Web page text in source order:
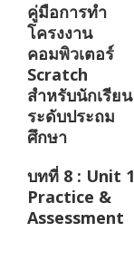
คู่มือการทำ
โครงงาน
คอมพิวเตอร์
Scratch
สำหรับนักเรียน
ระดับประถม
ศึกษา
บทที่ 8 : Unit 1
Practice &
Assessment